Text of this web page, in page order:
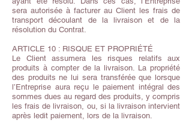
sera autorisée à facturer au Client les frais de
transport découlant de la livraison et de la
résolution du Contrat.
ARTICLE 10 : RISQUE ET PROPRIÉTÉ
Le Client assumera les risques relatifs aux
produits à compter de la livraison. La propriété
des produits ne lui sera transférée que lorsque
l’Entreprise aura reçu le paiement intégral des
sommes dues au regard des produits, y compris
les frais de livraison, ou, si la livraison intervient
après ledit paiement, lors de la livraison.